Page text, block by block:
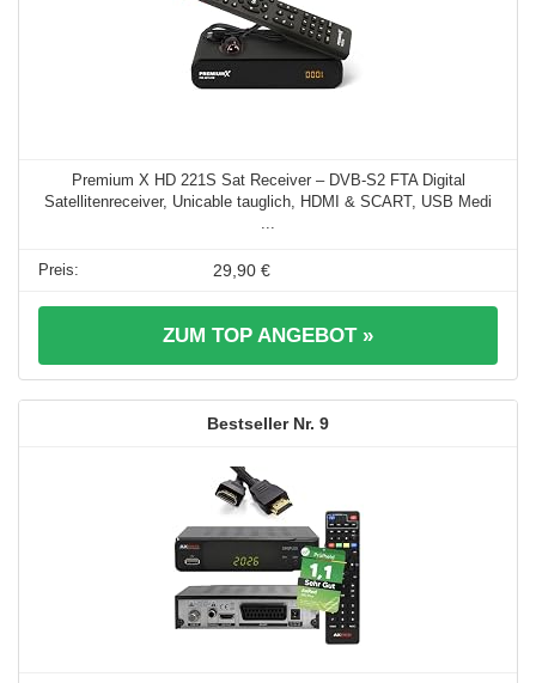
Premium X HD 221S Sat Receiver – DVB-S2 FTA Digital
Satellitenreceiver, Unicable tauglich, HDMI & SCART, USB Medi
...
29,90 €
ZUM TOP ANGEBOT »
9